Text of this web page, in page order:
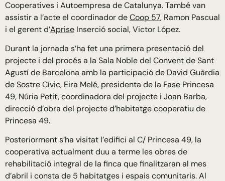
Cooperatives i Autoempresa de Catalunya. També van
assistir a l’acte el coordinador deCoop 57, Ramon Pascual
i el gerent d’Aprise Inserció social, Victor López.
Durant la jornada s’ha fet una primera presentació del
projecte i del procés a la Sala Noble del Convent de Sant
Agustí de Barcelona amb la participació de David Guàrdia
de Sostre Cívic, Eira Melé, presidenta de la Fase Princesa
49, Núria Petit, coordinadora del projecte i Joan Barba,
direcció d’obra del projecte d’habitatge cooperatiu de
Princesa 49.
Posteriorment s’ha visitat l’edifici al C/ Princesa 49, la
cooperativa actualment duu a terme les obres de
rehabilitació integral de la finca que finalitzaran al mes
d’abril i consta de 5 habitatges i espais comunitaris. Al